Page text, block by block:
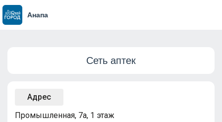
Анапа
Сеть аптек
Адрес
Промышленная, 7а, 1 этаж